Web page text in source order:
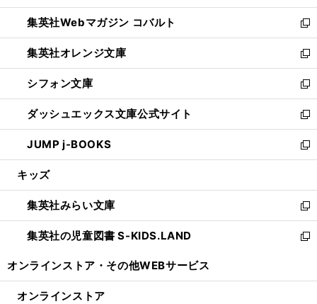
開
く
ウ
で
開
く
ン
ド
ウ
で
開
く
ウ
ィ
ン
ド
ウ
で
開
く
集英社Webマガジン コバルト
新
し
い
ウ
ィ
ン
ド
ウ
で
開
集英社オレンジ文庫
新
し
い
ウ
ィ
ン
ド
ウ
開
く
シフォン文庫
新
し
い
ウ
ィ
ン
ウ
で
開
く
ダッシュエックス文庫公式サイト
新
し
い
ウ
ン
ド
ウ
で
JUMP j-BOOKS
新
し
ウ
ィ
ン
ド
開
キッズ
集英社みらい文庫
新
し
い
ン
集英社の児童図書 S-KIDS.LAND
新
ウ
オンラインストア・ その他WEBサービス
オンラインストア